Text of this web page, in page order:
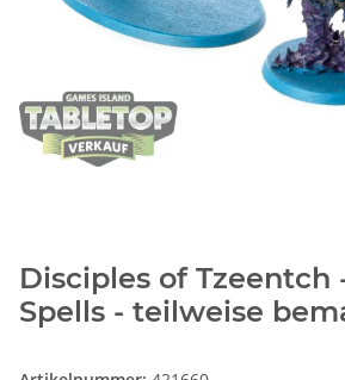
Disciples of Tzeentch
Spells - teilweise